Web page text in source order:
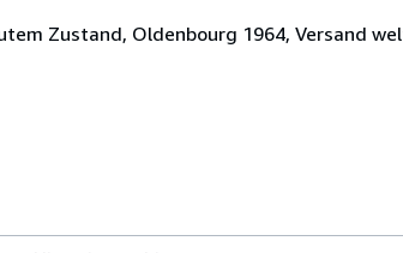
Zustand, Oldenbourg 1964, Versand